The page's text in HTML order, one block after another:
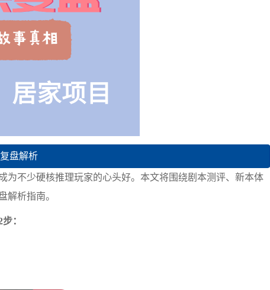
盘解析
不少硬核推理玩家的心头好。本文将围绕剧本测评、新本体
解析指南。
：